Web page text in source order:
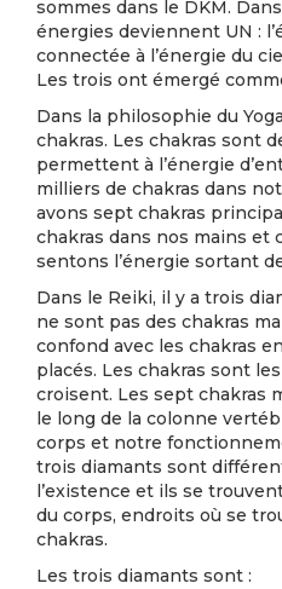
sommes dans le DKM.
énergies deviennent UN :
connectée à l’énergie du
Les trois ont émergé
Dans la philosophie du
chakras. Les chakras sont
permettent à l’énergie
milliers de chakras dans
avons sept chakras
chakras dans nos mains et
sentons l’énergie sortant
Dans le Reiki, il y a trois
ne sont pas des chakras
confond avec les chakras
placés. Les chakras sont
croisent. Les sept chakras
le long de la colonne
corps et notre
trois diamants sont
l’existence et ils se
du corps, endroits où se
chakras.
Les trois diamants sont :